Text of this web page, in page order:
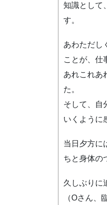
知識として
す。
あわただし
ことが、仕
あれこれあ
た。
そして、自
いくように
当日夕方に
ちと身体の
久しぶりに
（Oさん、